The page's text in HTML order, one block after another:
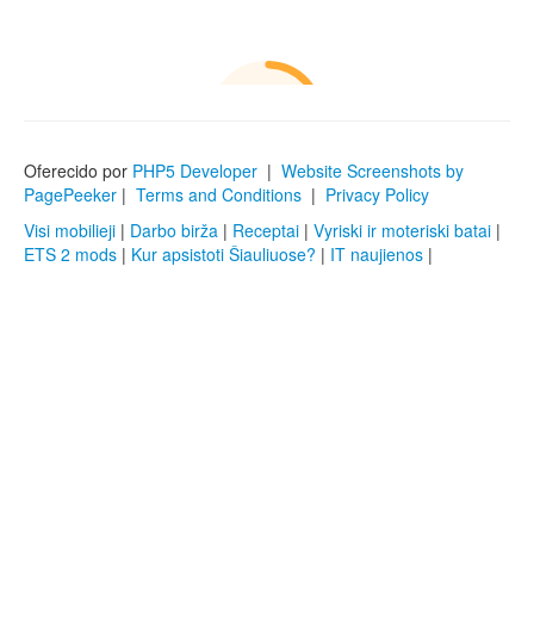
Oferecido por PHP5 Developer | Website Screenshots by
PagePeeker | Terms and Conditions | Privacy Policy
Visi mobilieji | Darbo birža | Receptai | Vyriski ir moteriski batai |
ETS 2 mods | Kur apsistoti Šiauliuose? | IT naujienos |